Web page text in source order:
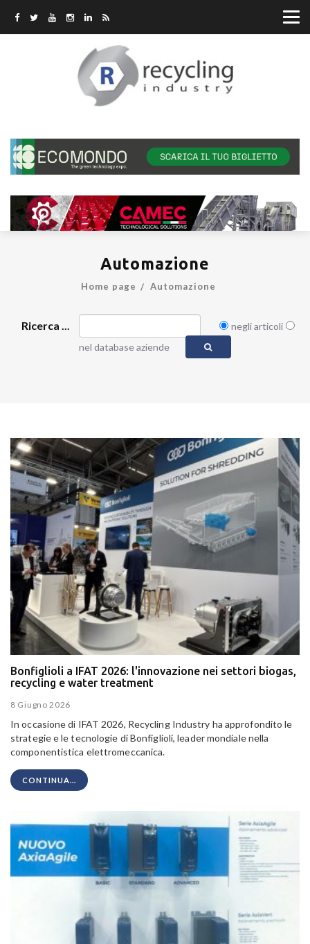
Automazione
Home page Automazione
Ricerca ...
negli articoli
nel database aziende
Bonfiglioli a IFAT 2026: l'innovazione nei settori biogas,
recycling e water treatment
8 Giugno 2026
In occasione di IFAT 2026, Recycling Industry ha approfondito le
strategie e le tecnologie di Bonfiglioli, leader mondiale nella
componentistica elettromeccanica.
CONTINUA...